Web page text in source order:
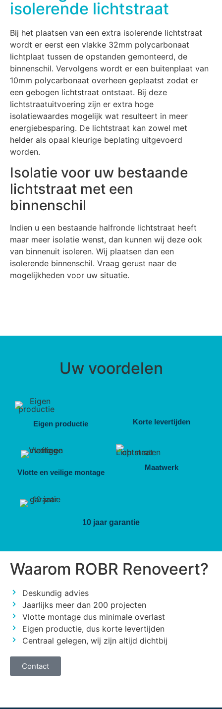
isolerende lichtstraat
Bij het plaatsen van een extra isolerende lichtstraat
wordt er eerst een vlakke 32mm polycarbonaat
lichtplaat tussen de opstanden gemonteerd, de
binnenschil. Vervolgens wordt er een buitenplaat van
10mm polycarbonaat overheen geplaatst zodat er
een gebogen lichtstraat ontstaat. Bij deze
lichtstraatuitvoering zijn er extra hoge
isolatiewaardes mogelijk wat resulteert in meer
energiebesparing. De lichtstraat kan zowel met
helder als opaal kleurige beplating uitgevoerd
worden.
Isolatie voor uw bestaande
lichtstraat met een
binnenschil
Indien u een bestaande halfronde lichtstraat heeft
maar meer isolatie wenst, dan kunnen wij deze ook
van binnenuit isoleren. Wij plaatsen dan een
isolerende binnenschil. Vraag gerust naar de
mogelijkheden voor uw situatie.
Uw voordelen
Eigen productie Korte levertijden
Vlotte en veilige montage
Maatwerk
10 jaar garantie
Waarom ROBR Renoveert?
Deskundig advies
Jaarlijks meer dan 200 projecten
Vlotte montage dus minimale overlast
Eigen productie, dus korte levertijden
Centraal gelegen, wij zijn altijd dichtbij
Contact